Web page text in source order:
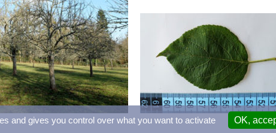
and gives you control over what you want to activate OK,